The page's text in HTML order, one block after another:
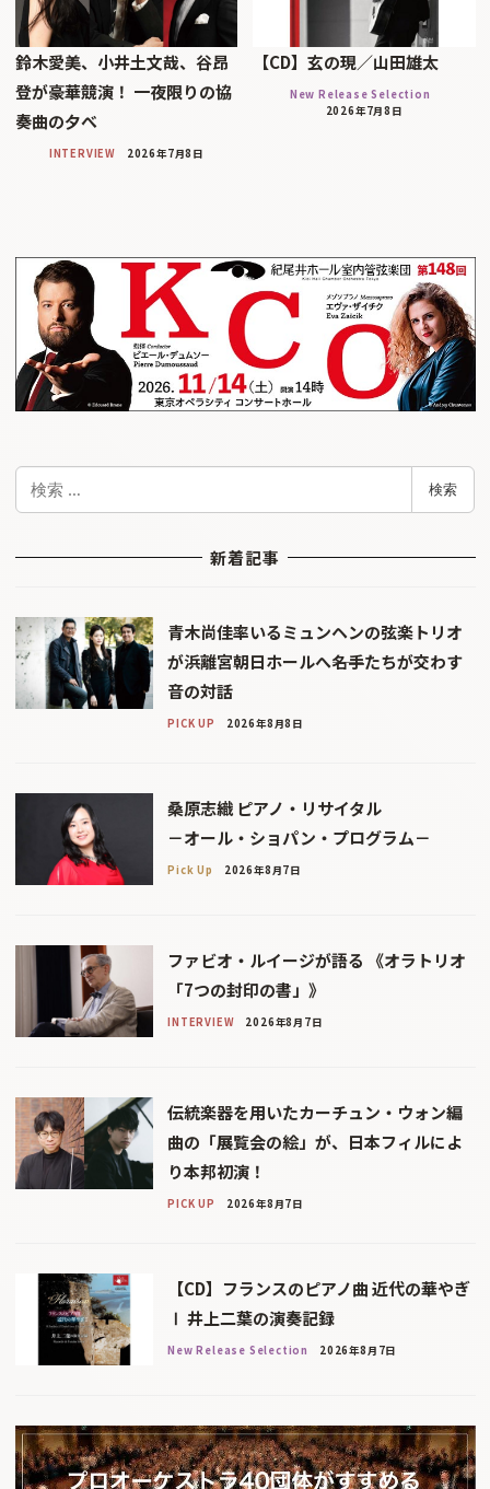
鈴木愛美、小井土文哉、谷昂
登が豪華競演！ 一夜限りの協
奏曲の夕べ
INTERVIEW 2026年7月8日
【CD】玄の現／山田雄太
New Release Selection
2026年7月8日
検
検索
新着記事
青木尚佳率いるミュンヘンの弦楽トリオ
が浜離宮朝日ホールへ――名手たちが交わす
音の対話
PICK UP 2026年8月8日
桑原志織 ピアノ・リサイタル
－オール・ショパン・プログラム－
Pick Up 2026年8月7日
ファビオ・ルイージが語る 《オラトリオ
「7つの封印の書」》
INTERVIEW 2026年8月7日
伝統楽器を用いたカーチュン・ウォン編
曲の「展覧会の絵」が、日本フィルによ
り本邦初演！
PICK UP 2026年8月7日
【CD】フランスのピアノ曲 近代の華やぎ
Ⅰ 井上二葉の演奏記録
New Release Selection 2026年8月7日